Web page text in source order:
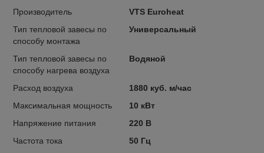
Производитель
VTS Euroheat
Тип тепловой завесы по
способу монтажа
Универсальный
Тип тепловой завесы по
способу нагрева воздуха
Водяной
Расход воздуха
1880 куб. м/час
Максимальная мощность
10 кВт
Напряжение питания
220 В
Частота тока
50 Гц